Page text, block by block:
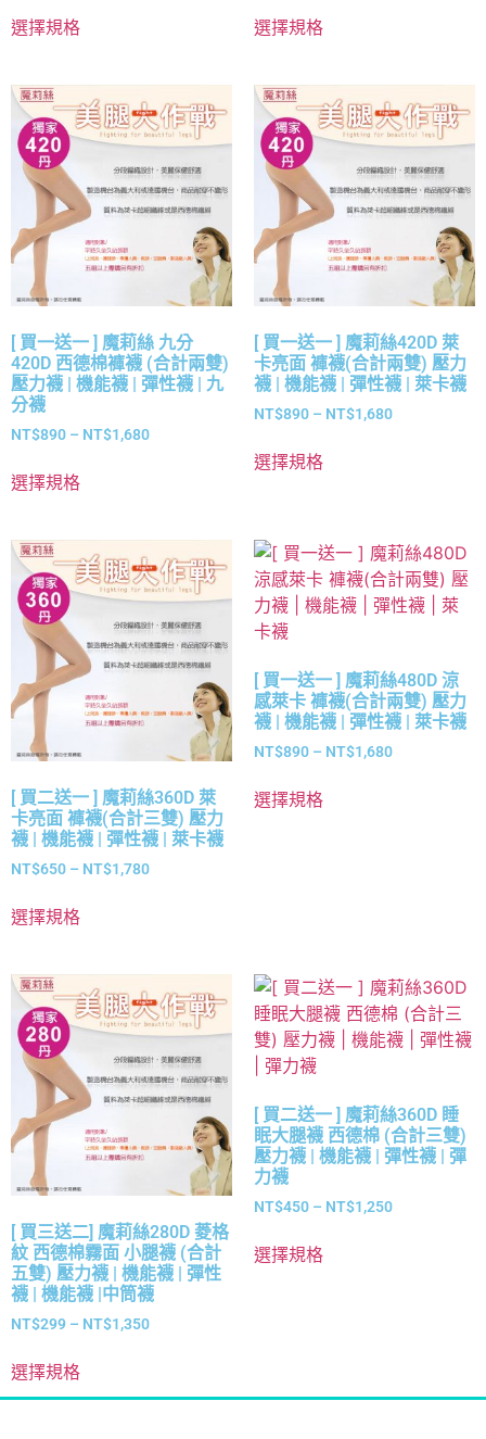
選擇規格 選擇規格
[ 買一送一 ] 魔莉絲 九分
420D 西德棉褲襪 (合計兩雙)
壓力襪 | 機能襪 | 彈性襪 | 九
分襪
NT$890 – NT$1,680
選擇規格
[ 買一送一 ] 魔莉絲420D 萊
卡亮面 褲襪(合計兩雙) 壓力
襪 | 機能襪 | 彈性襪 | 萊卡襪
NT$890 – NT$1,680
選擇規格
[ 買二送一 ] 魔莉絲360D 萊
卡亮面 褲襪(合計三雙) 壓力
襪 | 機能襪 | 彈性襪 | 萊卡襪
NT$650 – NT$1,780
選擇規格
[ 買一送一 ] 魔莉絲480D 涼
感萊卡 褲襪(合計兩雙) 壓力
襪 | 機能襪 | 彈性襪 | 萊卡襪
NT$890 – NT$1,680
選擇規格
[ 買三送二] 魔莉絲280D 菱格
紋 西德棉霧面 小腿襪 (合計
五雙) 壓力襪 | 機能襪 | 彈性
襪 | 機能襪 |中筒襪
NT$299 – NT$1,350
選擇規格
[ 買二送一 ] 魔莉絲360D 睡
眠大腿襪 西德棉 (合計三雙)
壓力襪 | 機能襪 | 彈性襪 | 彈
力襪
NT$450 – NT$1,250
選擇規格